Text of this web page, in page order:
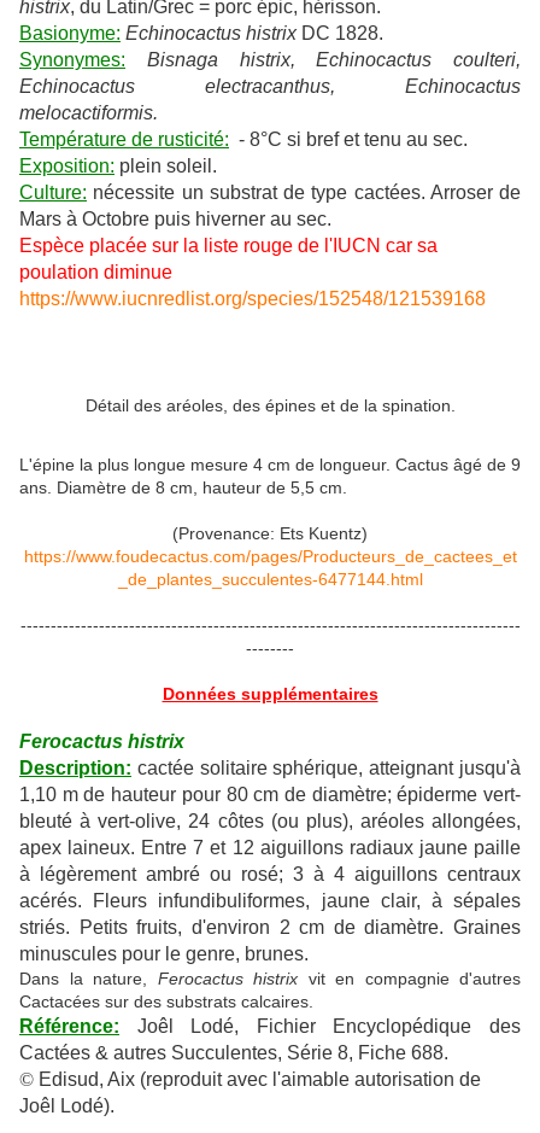
histrix, du Latin/Grec = porc épic, hérisson.
Basionyme: Echinocactus histrixDC 1828.
Synonymes:
Bisnaga histrix, Echinocactus coulteri,
Echinocactus electracanthus, Echinocactus
melocactiformis.
Température de rusticité: - 8°C si bref et tenu au sec.
Exposition: plein soleil.
Culture: nécessite un substrat de type cactées. Arroser de
Mars à Octobre puis hiverner au sec.
Espèce placée sur la liste rouge de l'IUCN car sa
poulation diminue
https://www.iucnredlist.org/species/152548/121539168
Détail des aréoles, des épines et de la spination.
L'épine la plus longue mesure 4 cm de longueur. Cactus âgé de 9
ans. Diamètre de 8 cm, hauteur de 5,5 cm.
(Provenance: Ets Kuentz)
https://www.foudecactus.com/pages/Producteurs_de_cactees_et
_de_plantes_succulentes-6477144.html
-----------------------------------------------------------------------------------
--------
Données supplémentaires
Ferocactus histrix
Description: cactée solitaire sphérique, atteignant jusqu'à
1,10 m de hauteur pour 80 cm de diamètre; épiderme vert-
bleuté à vert-olive, 24 côtes (ou plus), aréoles allongées,
apex laineux. Entre 7 et 12 aiguillons radiaux jaune paille
à légèrement ambré ou rosé; 3 à 4 aiguillons centraux
acérés. Fleurs infundibuliformes, jaune clair, à sépales
striés. Petits fruits, d'environ 2 cm de diamètre. Graines
minuscules pour le genre, brunes.
Dans la nature, Ferocactus histrix vit en compagnie d'autres
Cactacées sur des substrats calcaires.
Référence: Joêl Lodé, Fichier Encyclopédique des
Cactées & autres Succulentes, Série 8, Fiche 688.
© Edisud, Aix (reproduit avec l'aimable autorisation de
Joêl Lodé).